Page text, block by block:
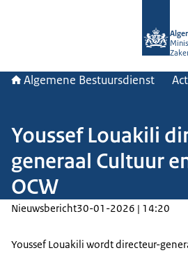
Algemene Bestuursdienst
Youssef Louakili
generaal Cultuur
OCW
Nieuwsbericht30-01-2026 | 14:20
Youssef Louakili wordt directeur-